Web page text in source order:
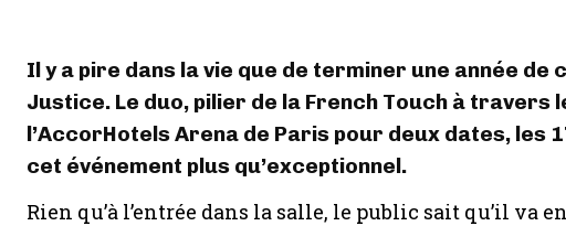
Il y a pire dans la vie que de terminer une année
Justice. Le duo, pilier de la French Touch à travers
l’AccorHotels Arena de Paris pour deux dates, les
cet événement plus qu’exceptionnel.
Rien qu’à l’entrée dans la salle, le public sait qu’il va